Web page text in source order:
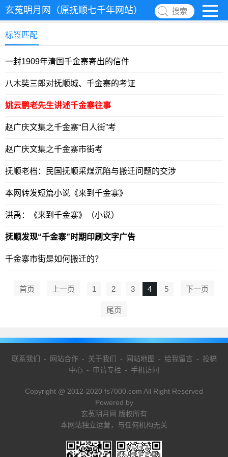
玄菟明月网（原抚顺七千年网站） 搜索
标签匹配
一封1909年清国千金寨寄出的信件
八木奘三郎对抚顺城、千金寨的考证
姚云鹏老先生讲述千金寨往事
赵广庆文集之千金寨“日人街”考
赵广庆文集之千金寨市街考
抚顺老档：民国抚顺采煤沉陷与搬迁问题的交涉
本网转发短篇小说《来到千金寨》
洪禹：《来到千金寨》（小说）
抚顺发现“千金寨”时期印刷文字广告
千金寨市街是如何搬迁的？
首页 上一页 1 2 3 4 5 下一页
尾页
联系我们 - 网站合作- 关于我们 - 网站地图 - 给我留言 - 投稿
中心 - 申请专栏 - 手机访问
Copyright @ 2012-2020 fs7000.com All Right Reserved
Powered by
玄菟明月网 版权所有
本网站独立运营，与任何机构无关